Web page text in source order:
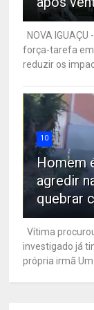
NOVA
força-tarefa
reduzir os
10
Homem
agredir
quebrar
Vítima
investigado já
própria irmã